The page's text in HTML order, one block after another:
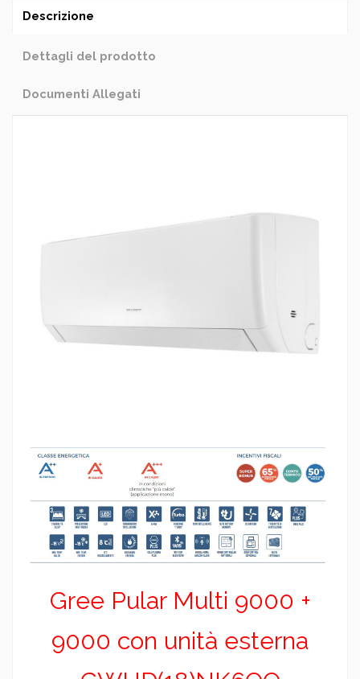
Descrizione
Dettagli del prodotto
Documenti Allegati
Gree Pular Multi 9000 +
9000 con unità esterna